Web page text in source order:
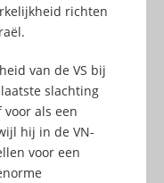
richten
van de VS bij
slachting
voor als een
hij in de VN-
voor een